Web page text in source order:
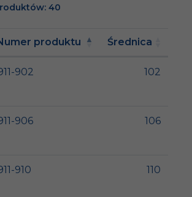
40
produktu Średnica
902 102
906 106
910 110